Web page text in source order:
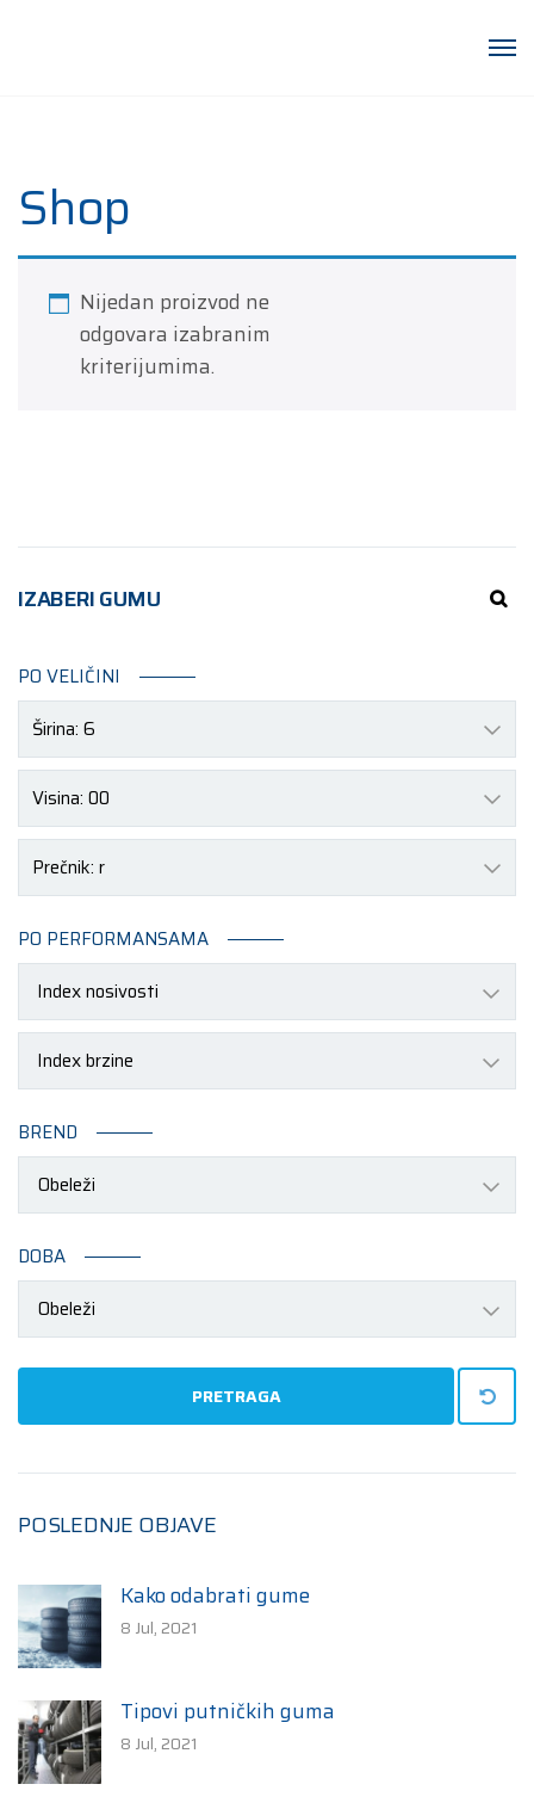
Shop
Nijedan proizvod ne
odgovara izabranim
kriterijumima.
IZABERI GUMU
PO VELIČINI
Širina: 6
Visina: 00
Prečnik: r
PO PERFORMANSAMA
BREND
Obeleži
DOBA
Obeleži
PRETRAGA
POSLEDNJE OBJAVE
Kako odabrati gume
8 Jul, 2021
Tipovi putničkih guma
8 Jul, 2021